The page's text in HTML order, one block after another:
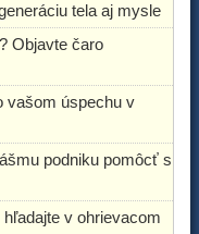
tela aj mysle
Objavte čaro
vašom úspechu v
podniku pomôcť s
v ohrievacom